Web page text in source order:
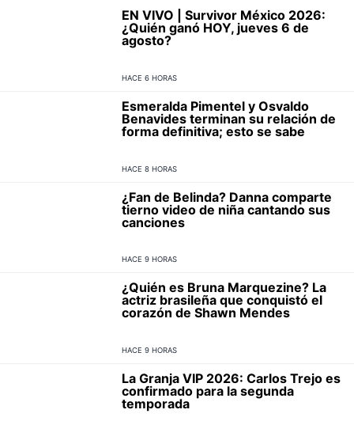
EN VIVO | Survivor México 2026:
¿Quién ganó HOY, jueves 6 de
agosto?
HACE 6 HORAS
Esmeralda Pimentel y Osvaldo
Benavides terminan su relación de
forma definitiva; esto se sabe
HACE 8 HORAS
¿Fan de Belinda? Danna comparte
tierno video de niña cantando sus
canciones
HACE 9 HORAS
¿Quién es Bruna Marquezine? La
actriz brasileña que conquistó el
corazón de Shawn Mendes
HACE 9 HORAS
La Granja VIP 2026: Carlos Trejo es
confirmado para la segunda
temporada